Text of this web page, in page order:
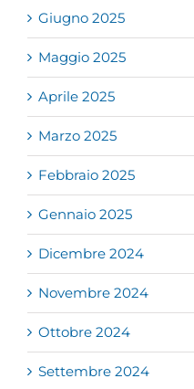
Giugno 2025
Maggio 2025
Aprile 2025
Marzo 2025
Febbraio 2025
Gennaio 2025
Dicembre 2024
Novembre 2024
Ottobre 2024
Settembre 2024